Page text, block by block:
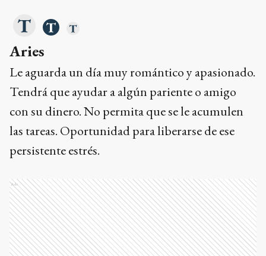
Aries
Le aguarda un día muy romántico y apasionado.
Tendrá que ayudar a algún pariente o amigo
con su dinero. No permita que se le acumulen
las tareas. Oportunidad para liberarse de ese
persistente estrés.
Ads